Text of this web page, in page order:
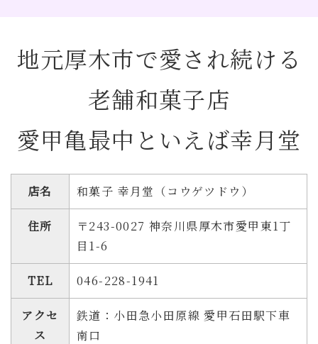
地元厚木市で愛され続ける
老舗和菓子店
愛甲亀最中といえば幸月堂
店名 和菓子 幸月堂（コウゲツドウ）
住所
〒243-0027 神奈川県厚木市愛甲東1丁
目1-6
TEL 046-228-1941
アクセ
ス
鉄道：小田急小田原線 愛甲石田駅下車
南口